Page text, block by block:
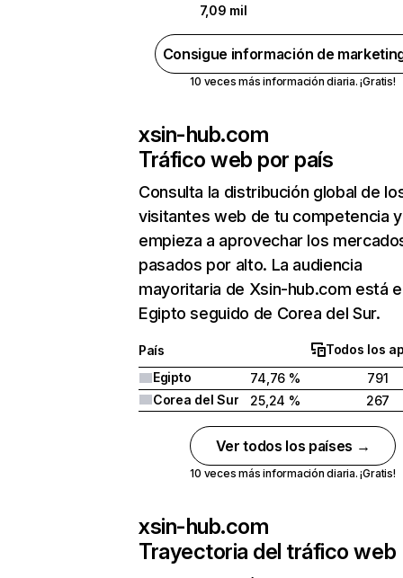
7,09 mil
Consigue información de
10 veces más información diaria. ¡Gratis!
xsin-hub.com
Tráfico web por país
Consulta la distribución global de
visitantes web de tu competencia y
empieza a aprovechar los
pasados por alto. La audiencia
mayoritaria de Xsin-hub.com está
Egipto seguido de Corea del Sur.
País
Todos los
Egipto
74,76 %
791
Corea del Sur
25,24 % 267
Ver todos los países →
10 veces más información diaria. ¡Gratis!
xsin-hub.com
Trayectoria del tráfico web